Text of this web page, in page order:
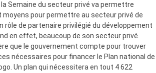
Semaine du secteur privé va permettre
moyens pour permettre au secteur privé de
rôle de partenaire privilégié du développement
en effet, beaucoup de son secteur privé.
que le gouvernement compte pour trouver
nécessaires pour financer le Plan national de
Un plan qui nécessitera en tout 4 622